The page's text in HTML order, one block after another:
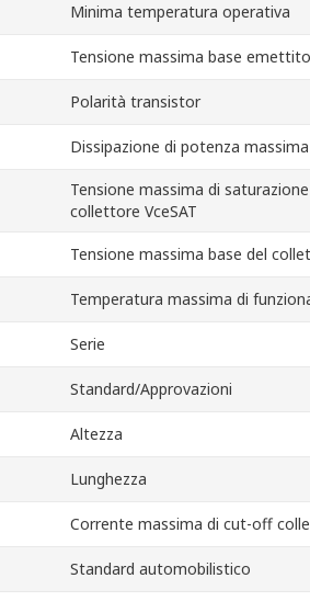
Minima temperatura operativa
Tensione massima base
Polarità transistor
Dissipazione di potenza
Tensione massima di
collettore VceSAT
Tensione massima base del
Temperatura massima di
Serie
Standard/Approvazioni
Altezza
Lunghezza
Corrente massima di cut-off
Standard automobilistico